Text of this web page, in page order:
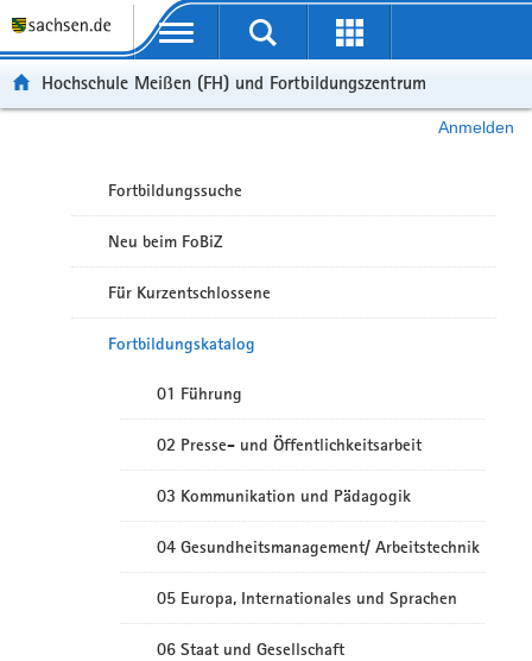
Portalübergreifende Navigation
Hochschule Meißen (FH) und Fortbildungszentrum
Anmelden
Fortbildungssuche
Neu beim FoBiZ
Für Kurzentschlossene
Fortbildungskatalog
01 Führung
02 Presse- und Öffentlichkeitsarbeit
03 Kommunikation und Pädagogik
04 Gesundheitsmanagement/ Arbeitstechnik
05 Europa, Internationales und Sprachen
06 Staat und Gesellschaft